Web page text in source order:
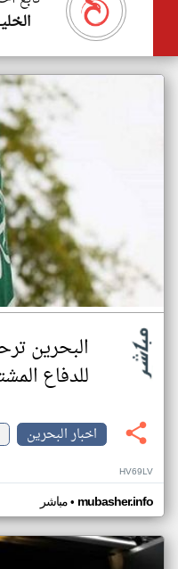
البحرين
للدفاع
اخبار البحرين
HV69LV
مباشر• mubasher.info